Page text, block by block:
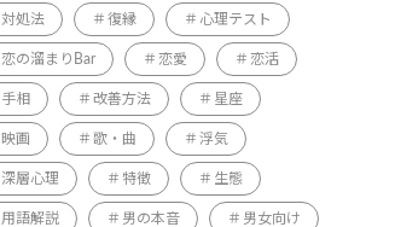
対処法 復縁 心理テスト
恋の溜まりBar 恋愛 恋活
手相 改善方法 星座
映画 歌・曲 浮気
深層心理 特徴 生態
用語解説 男の本音 男女向け